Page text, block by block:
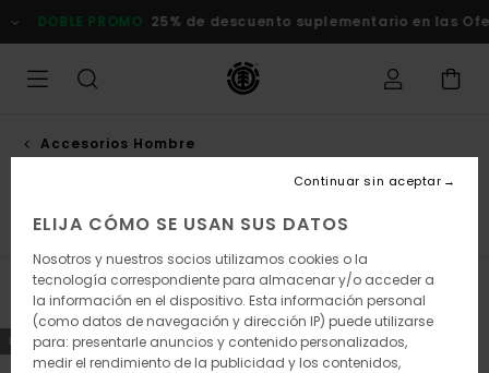
la
productos
25% de descuento suplementario en las Ofertas
Accesorios Hombre
Carteras Calcetines Gorros
Filtrar y Ordenar Resultados
Saltar
a
a
NOVEDADES NOVEDADES
ELIJA CÓMO SE USAN SUS DATOS
Nosotros y nuestros socios utilizamos cookies o la
tecnología correspondiente para almacenar y/o acceder a
la información en el dispositivo. Esta información personal
(como datos de navegación y dirección IP) puede utilizarse
para: presentarle anuncios y contenido personalizados,
medir el rendimiento de la publicidad y los contenidos,
Continuar sin aceptar